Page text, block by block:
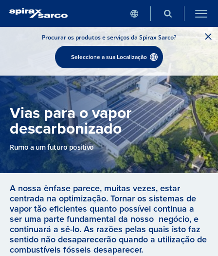
Procurar os produtos e serviços da Spirax Sarco?
Seleccione a sua Localização
Vias para o vapor
descarbonizado
Rumo a um futuro positivo
A nossa ênfase parece, muitas vezes, estar
centrada na optimização. Tornar os sistemas de
vapor tão eficientes quanto possível continua a
ser uma parte fundamental da nosso negócio, e
continuará a sê-lo. As razões pelas quais isto faz
sentido não desaparecerão quando a utilização de
combustíveis fósseis desaparecer.